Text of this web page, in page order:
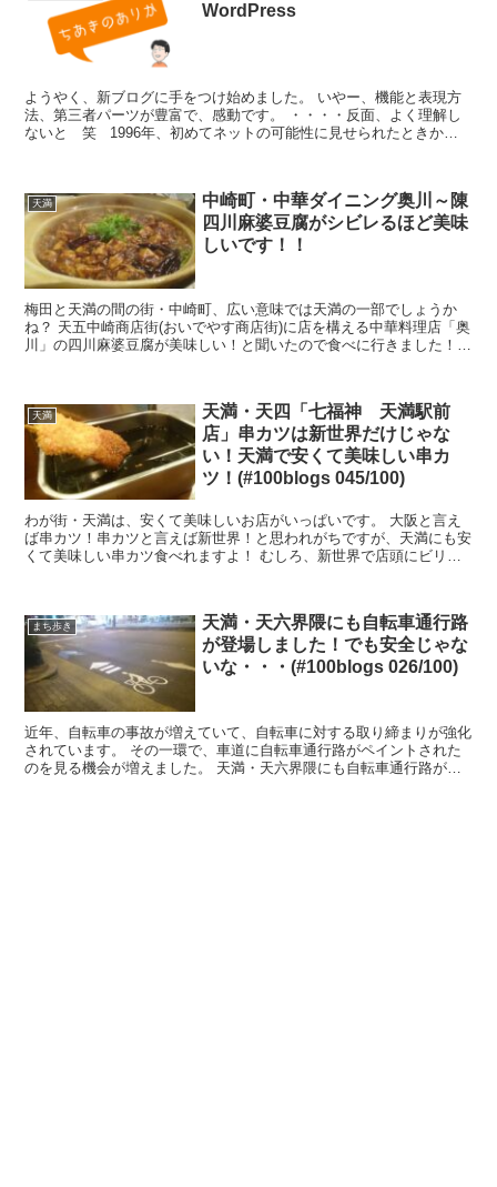
WordPress
ようやく、新ブログに手をつけ始めました。 いやー、機能と表現方
法、第三者パーツが豊富で、感動です。 ・・・・反面、よく理解し
ないと 笑 1996年、初めてネットの可能性に見せられたときか
天満
中崎町・中華ダイニング奥川～陳
四川麻婆豆腐がシビレるほど美味
しいです！！
梅田と天満の間の街・中崎町、広い意味では天満の一部でしょうか
ね？ 天五中崎商店街(おいでやす商店街)に店を構える中華料理店「奥
川」の四川麻婆豆腐が美味しい！と聞いたので食べに行きました！
天満
天満・天四「七福神 天満駅前
店」串カツは新世界だけじゃな
い！天満で安くて美味しい串カ
ツ！(#100blogs 045/100)
わが街・天満は、安くて美味しいお店がいっぱいです。 大阪と言え
ば串カツ！串カツと言えば新世界！と思われがちですが、天満にも安
くて美味しい串カツ食べれますよ！ むしろ、新世界で店頭にビリケ
まち歩き
天満・天六界隈にも自転車通行路
が登場しました！でも安全じゃな
いな・・・(#100blogs 026/100)
近年、自転車の事故が増えていて、自転車に対する取り締まりが強化
されています。 その一環で、車道に自転車通行路がペイントされた
のを見る機会が増えました。 天満・天六界隈にも自転車通行路が登